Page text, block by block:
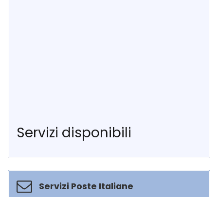
Servizi disponibili
Servizi Poste Italiane